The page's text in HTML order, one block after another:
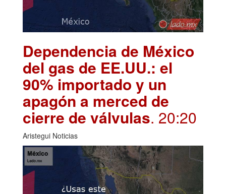
Dependencia de México
del gas de EE.UU.: el
90% importado y un
apagón a merced de
cierre de válvulas. 20:20
Aristegui Noticias